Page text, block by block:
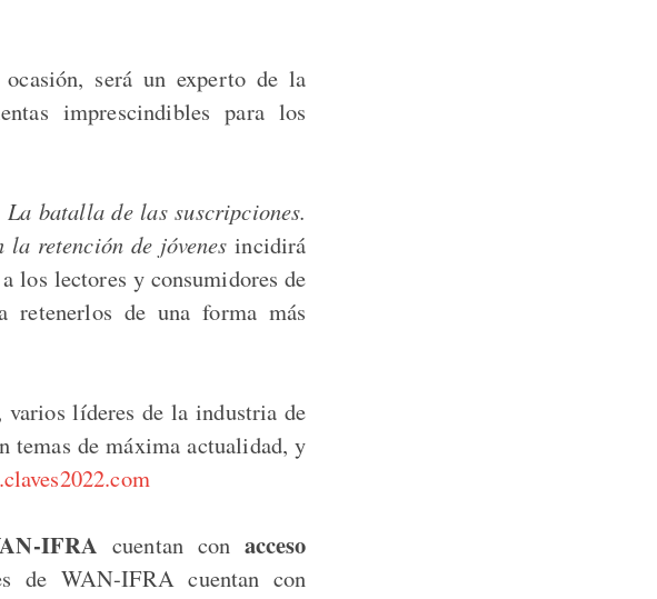
será un experto de la
imprescindibles para los
La batalla de las suscripciones.
retención de jóvenes incidirá
los lectores y consumidores de
retenerlos de una forma más
varios líderes de la industria de
temas de máxima actualidad, y
IFRA cuentan con acceso
de WAN-IFRA cuentan con